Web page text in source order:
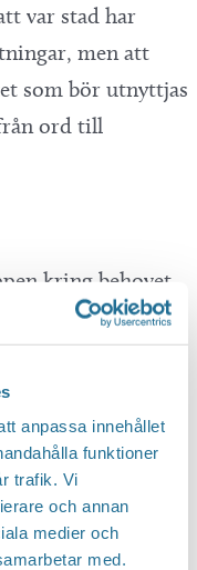
anpassa innehållet
funktioner
trafik. Vi
och annan
medier och
med.
var stad har
men att
som bör utnyttjas
ord till
kring behovet
och handlingsplan
En del
goda arbete som
är spindeln i
nya mötesplatser
kan